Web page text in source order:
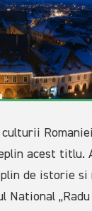
acest titlu.
de istorie si
National „Radu